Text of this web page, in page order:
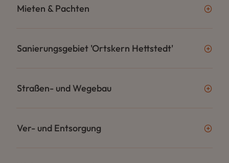
Mieten & Pachten
Sanierungsgebiet 'Ortskern Hettstedt'
Straßen- und Wegebau
Ver- und Entsorgung